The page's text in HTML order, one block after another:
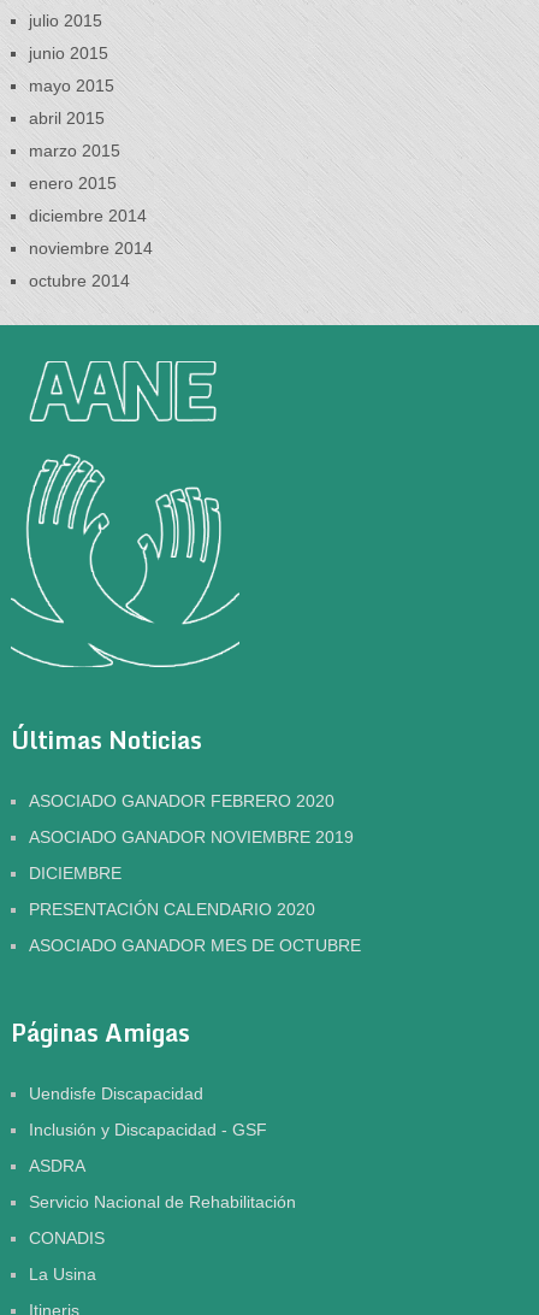
julio 2015
junio 2015
mayo 2015
abril 2015
marzo 2015
enero 2015
diciembre 2014
noviembre 2014
octubre 2014
Últimas Noticias
ASOCIADO GANADOR FEBRERO 2020
ASOCIADO GANADOR NOVIEMBRE 2019
DICIEMBRE
PRESENTACIÓN CALENDARIO 2020
ASOCIADO GANADOR MES DE OCTUBRE
Páginas Amigas
Uendisfe Discapacidad
Inclusión y Discapacidad - GSF
ASDRA
Servicio Nacional de Rehabilitación
CONADIS
La Usina
Itineris